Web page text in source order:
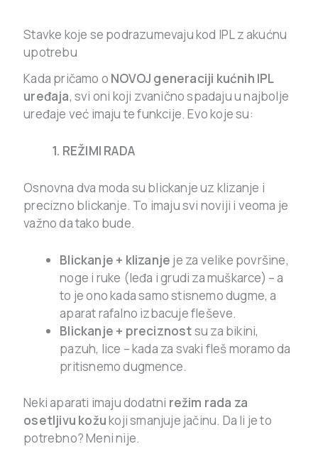
Stavke koje se podrazumevaju kod IPL z akućnu
upotrebu
Kada pričamo o NOVOJ generaciji kućnih IPL
uređaja, svi oni koji zvanično spadaju u najbolje
uređaje već imaju te funkcije. Evo koje su:
1. REŽIMI RADA
Osnovna dva moda su blickanje uz klizanje i
precizno blickanje. To imaju svi noviji i veoma je
važno da tako bude.
Blickanje + klizanje je za velike površine,
noge i ruke (leđa i grudi za muškarce) – a
to je ono kada samo stisnemo dugme, a
aparat rafalno izbacuje fleševe.
Blickanje + preciznostsu za bikini,
pazuh, lice – kada za svaki fleš moramo da
pritisnemo dugmence.
Neki aparati imaju dodatni režim rada za
osetljivu kožukoji smanjuje jačinu. Da li je to
potrebno? Meni nije.